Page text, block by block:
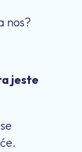
nos?
jeste